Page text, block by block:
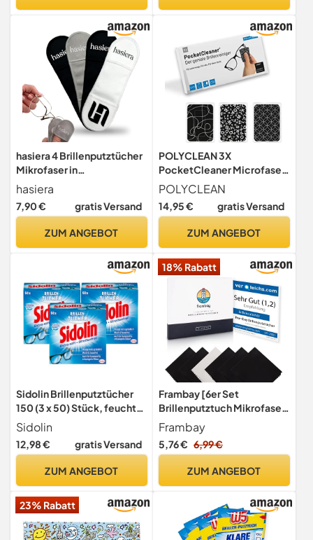
hasiera 4 Brillenputztücher
Mikrofaser in
Optikerqualität, 16 x 5 cm –
fusselfreie
Reinigungstücher für Brille,
waschbar &
hasiera
7,90 € gratis Versand
ZUM ANGEBOT
POLYCLEAN 3X
PocketCleaner Microfaser
Brillen- & Displayreiniger (B
& W)
POLYCLEAN
14,95 € gratis Versand
ZUM ANGEBOT
Sidolin Brillenputztücher
150 (3 x 50) Stück, feuchte
Reinigungstücher für
Brillen, Displays,
Bildschirme, reinigen
optimal für unterwegs
Sidolin
12,98 € gratis Versand
ZUM ANGEBOT
18% Rabatt
Frambay [6er Set
Brillenputztuch Mikrofaser
in Optikerqualität I
Brillenputztücher für Brille,
Handy und Kamera I Brillen
Brillenputztuch Microfaser
Frambay
5,76 € 6,99 €
ZUM ANGEBOT
23% Rabatt